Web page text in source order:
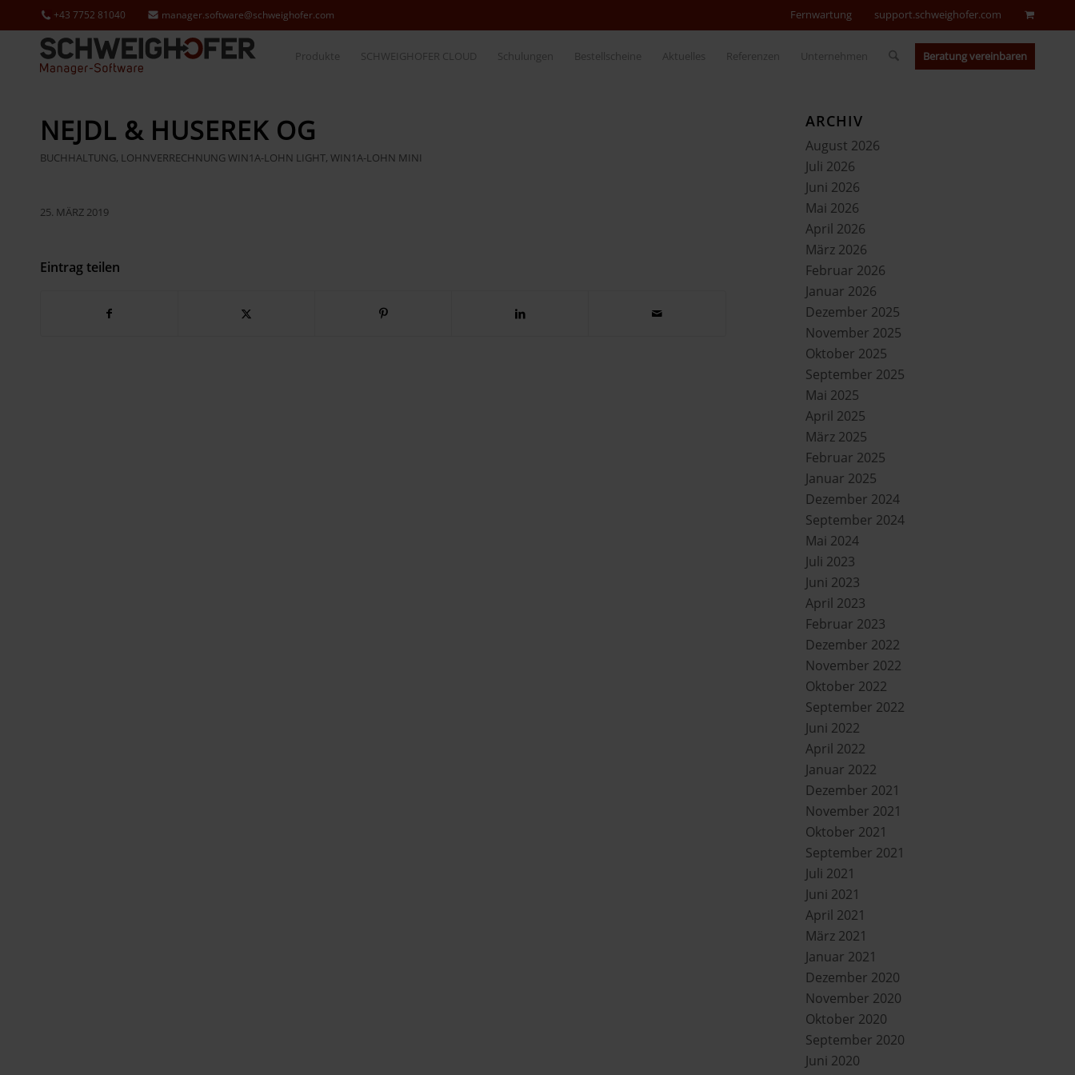
+43 7752 81040 manager.software@schweighofer.com Fernwartung support.schweighofer.com
Produkte SCHWEIGHOFER CLOUD Schulungen Bestellscheine Aktuelles Referenzen Unternehmen Beratung vereinbaren
NEJDL & HUSEREK OG
BUCHHALTUNG, LOHNVERRECHNUNG WIN1A-LOHN LIGHT, WIN1A-LOHN MINI
25. MÄRZ 2019
Eintrag teilen
ARCHIV
August 2026
Juli 2026
Juni 2026
Mai 2026
April 2026
März 2026
Februar 2026
Januar 2026
Dezember 2025
November 2025
Oktober 2025
September 2025
Mai 2025
April 2025
März 2025
Februar 2025
Januar 2025
Dezember 2024
September 2024
Mai 2024
Juli 2023
Juni 2023
April 2023
Februar 2023
Dezember 2022
November 2022
Oktober 2022
September 2022
Juni 2022
April 2022
Januar 2022
Dezember 2021
November 2021
Oktober 2021
September 2021
Juli 2021
Juni 2021
April 2021
März 2021
Januar 2021
Dezember 2020
November 2020
Oktober 2020
September 2020
Juni 2020